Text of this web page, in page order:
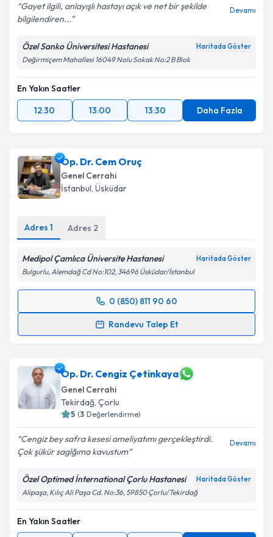
Metni
kapsamda işlenmesini kabul ediyorum.
Gayet ilgili, anlayışlı hastayı açık ve net bir şekilde
bilgilendiren...
Devamı
Özel Sanko Üniversitesi Hastanesi Haritada Göster
Değirmiçem Mahallesi 16049 Nolu Sokak No:2 B Blok
En Yakın Saatler
12:30
13:00 13:30 Daha Fazla
Op. Dr. Cem Oruç
Genel Cerrahi
İstanbul, Üsküdar
Adres 1 Adres 2
Medipol Çamlıca Üniversite Hastanesi Haritada Göster
Bulgurlu, Alemdağ Cd No:102, 34696 Üsküdar/İstanbul
0 (850) 811 90 60
Randevu Talep Et
Randevu Takvimi Talebi
takvim hazırlandığında e-posta ile bilgilendireceğiz.
E-posta Adresiniz
Kişisel verilerimin işlenmesine ilişkin
kapsamda işlenmesini kabul ediyorum.
Op. Dr. Cengiz Çetinkaya
Genel Cerrahi
Tekirdağ, Çorlu
5 (3 Değerlendirme)
Cengiz bey safra kesesi ameliyatımı gerçekleştirdi.
Çok şükür saglğıma kavustum
Devamı
Özel Optimed İnternational Çorlu Hastanesi Haritada Göster
Alipaşa, Kılıç Ali Paşa Cd. No:36, 59850 Çorlu/Tekirdağ
En Yakın Saatler